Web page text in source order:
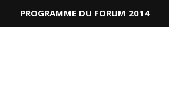
PROGRAMME DU FORUM 2014